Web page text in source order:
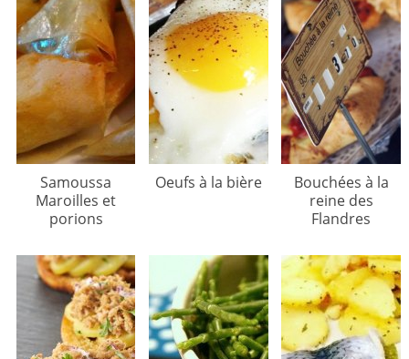
Samoussa
Maroilles et
porions
Oeufs à la bière
Bouchées à la
reine des
Flandres